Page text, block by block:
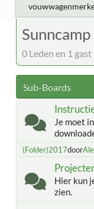
0 Leden en 1
Sub-Boards
Je moet
(Folder)2017door
Hier kun
zien.